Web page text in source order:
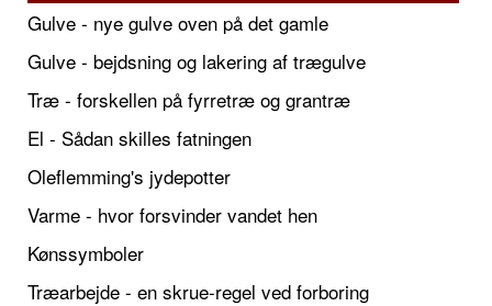
Gulve - nye gulve oven på det gamle
Gulve - bejdsning og lakering af trægulve
Træ - forskellen på fyrretræ og grantræ
El - Sådan skilles fatningen
Oleflemming's jydepotter
Varme - hvor forsvinder vandet hen
Kønssymboler
Træarbejde - en skrue-regel ved forboring